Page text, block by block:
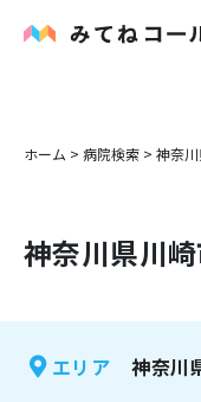
内科
花粉症
感染症
ホーム > 病院検索 > 神奈
神奈川県川
エリア 神奈川